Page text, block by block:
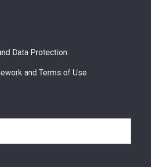
Data Protection
and Terms of Use